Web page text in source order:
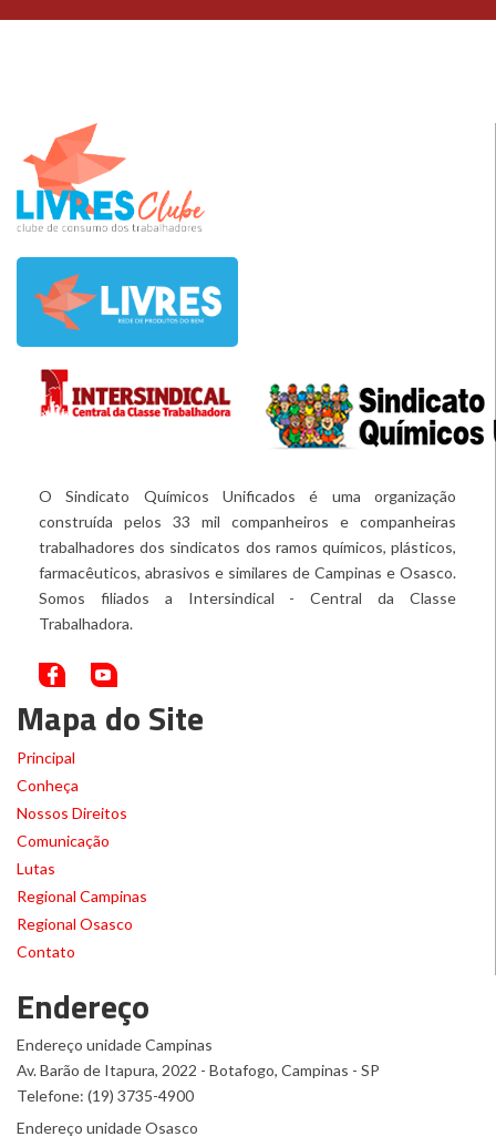
O Sindicato Químicos Unificados é uma organização
construída pelos 33 mil companheiros e companheiras
trabalhadores dos sindicatos dos ramos químicos, plásticos,
farmacêuticos, abrasivos e similares de Campinas e Osasco.
Somos filiados a Intersindical - Central da Classe
Trabalhadora.
Mapa do Site
Principal
Conheça
Nossos Direitos
Comunicação
Lutas
Regional Campinas
Regional Osasco
Contato
Endereço
Endereço unidade Campinas
Av. Barão de Itapura, 2022 - Botafogo, Campinas - SP
Telefone: (19) 3735-4900
Endereço unidade Osasco